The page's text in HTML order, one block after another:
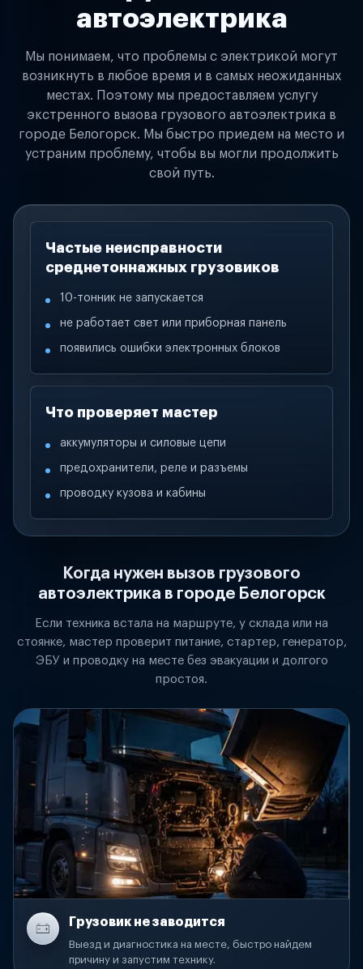
автоэлектрика
Мы понимаем, что проблемы с электрикой могут
возникнуть в любое время и в самых неожиданных
местах. Поэтому мы предоставляем услугу
экстренного вызова грузового автоэлектрика в
городе Белогорск. Мы быстро приедем на место и
устраним проблему, чтобы вы могли продолжить
свой путь.
Частые неисправности
среднетоннажных грузовиков
10-тонник не запускается
не работает свет или приборная панель
появились ошибки электронных блоков
Что проверяет мастер
аккумуляторы и силовые цепи
предохранители, реле и разъемы
проводку кузова и кабины
Когда нужен вызов грузового
автоэлектрика в городе Белогорск
Если техника встала на маршруте, у склада или на
стоянке, мастер проверит питание, стартер, генератор,
ЭБУ и проводку на месте без эвакуации и долгого
простоя.
Грузовик не заводится
Выезд и диагностика на месте, быстро найдем
причину и запустим технику.